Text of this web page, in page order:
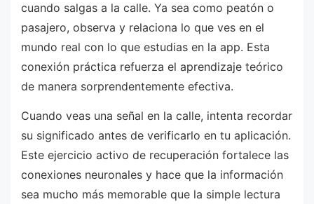
cuando salgas a la calle. Ya sea como peatón o
pasajero, observa y relaciona lo que ves en el
mundo real con lo que estudias en la app. Esta
conexión práctica refuerza el aprendizaje teórico
de manera sorprendentemente efectiva.
Cuando veas una señal en la calle, intenta recordar
su significado antes de verificarlo en tu aplicación.
Este ejercicio activo de recuperación fortalece las
conexiones neuronales y hace que la información
sea mucho más memorable que la simple lectura